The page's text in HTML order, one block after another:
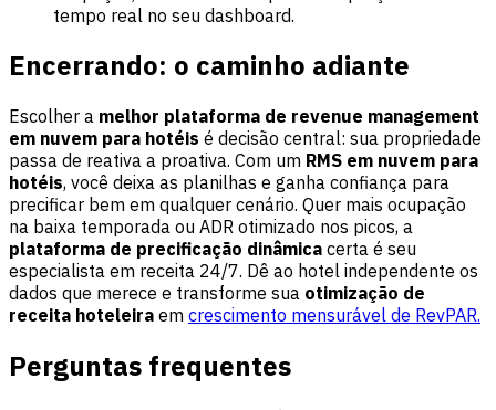
tempo real no seu dashboard.
Encerrando: o caminho adiante
Escolher a melhor plataforma de revenue management
em nuvem para hotéis é decisão central: sua propriedade
passa de reativa a proativa. Com um RMS em nuvem para
hotéis, você deixa as planilhas e ganha confiança para
precificar bem em qualquer cenário. Quer mais ocupação
na baixa temporada ou ADR otimizado nos picos, a
plataforma de precificação dinâmica certa é seu
especialista em receita 24/7. Dê ao hotel independente os
dados que merece e transforme sua otimização de
receita hoteleira em crescimento mensurável de RevPAR.
Perguntas frequentes